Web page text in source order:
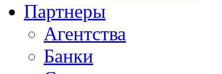
Партнеры
Агентства
Банки